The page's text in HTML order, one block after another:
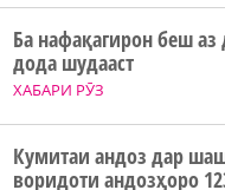
ХАБАРИ РӮЗ
Ба нафақагирон беш
дода шудааст
Кумитаи андоз дар
воридоти андозҳоро